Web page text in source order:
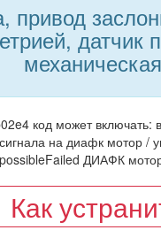
привод
датчик
код может
на диафк мотор /
ДИАФК
Как